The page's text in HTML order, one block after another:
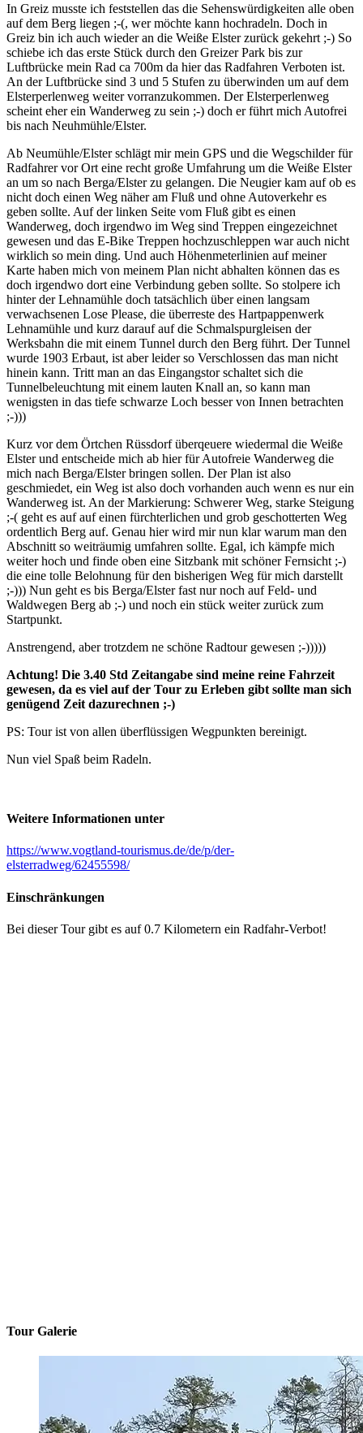
In Greiz musste ich feststellen das die Sehenswürdigkeiten alle oben
auf dem Berg liegen ;-(, wer möchte kann hochradeln. Doch in
Greiz bin ich auch wieder an die Weiße Elster zurück gekehrt ;-) So
schiebe ich das erste Stück durch den Greizer Park bis zur
Luftbrücke mein Rad ca 700m da hier das Radfahren Verboten ist.
An der Luftbrücke sind 3 und 5 Stufen zu überwinden um auf dem
Elsterperlenweg weiter vorranzukommen. Der Elsterperlenweg
scheint eher ein Wanderweg zu sein ;-) doch er führt mich Autofrei
bis nach Neuhmühle/Elster.
Ab Neumühle/Elster schlägt mir mein GPS und die Wegschilder für
Radfahrer vor Ort eine recht große Umfahrung um die Weiße Elster
an um so nach Berga/Elster zu gelangen. Die Neugier kam auf ob es
nicht doch einen Weg näher am Fluß und ohne Autoverkehr es
geben sollte. Auf der linken Seite vom Fluß gibt es einen
Wanderweg, doch irgendwo im Weg sind Treppen eingezeichnet
gewesen und das E-Bike Treppen hochzuschleppen war auch nicht
wirklich so mein ding. Und auch Höhenmeterlinien auf meiner
Karte haben mich von meinem Plan nicht abhalten können das es
doch irgendwo dort eine Verbindung geben sollte. So stolpere ich
hinter der Lehnamühle doch tatsächlich über einen langsam
verwachsenen Lose Please, die überreste des Hartpappenwerk
Lehnamühle und kurz darauf auf die Schmalspurgleisen der
Werksbahn die mit einem Tunnel durch den Berg führt. Der Tunnel
wurde 1903 Erbaut, ist aber leider so Verschlossen das man nicht
hinein kann. Tritt man an das Eingangstor schaltet sich die
Tunnelbeleuchtung mit einem lauten Knall an, so kann man
wenigsten in das tiefe schwarze Loch besser von Innen betrachten
;-)))
Kurz vor dem Örtchen Rüssdorf überqeuere wiedermal die Weiße
Elster und entscheide mich ab hier für Autofreie Wanderweg die
mich nach Berga/Elster bringen sollen. Der Plan ist also
geschmiedet, ein Weg ist also doch vorhanden auch wenn es nur ein
Wanderweg ist. An der Markierung: Schwerer Weg, starke Steigung
;-( geht es auf auf einen fürchterlichen und grob geschotterten Weg
ordentlich Berg auf. Genau hier wird mir nun klar warum man den
Abschnitt so weiträumig umfahren sollte. Egal, ich kämpfe mich
weiter hoch und finde oben eine Sitzbank mit schöner Fernsicht ;-)
die eine tolle Belohnung für den bisherigen Weg für mich darstellt
;-))) Nun geht es bis Berga/Elster fast nur noch auf Feld- und
Waldwegen Berg ab ;-) und noch ein stück weiter zurück zum
Startpunkt.
Anstrengend, aber trotzdem ne schöne Radtour gewesen ;-)))))
Achtung! Die 3.40 Std Zeitangabe sind meine reine Fahrzeit
gewesen, da es viel auf der Tour zu Erleben gibt sollte man sich
genügend Zeit dazurechnen ;-)
PS: Tour ist von allen überflüssigen Wegpunkten bereinigt.
Nun viel Spaß beim Radeln.
Weitere Informationen unter
https://www.vogtland-tourismus.de/de/p/der-
elsterradweg/62455598/
Einschränkungen
Bei dieser Tour gibt es auf 0.7 Kilometern ein Radfahr-Verbot!
Tour Galerie